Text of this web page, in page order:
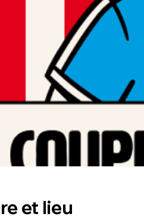
et lieu